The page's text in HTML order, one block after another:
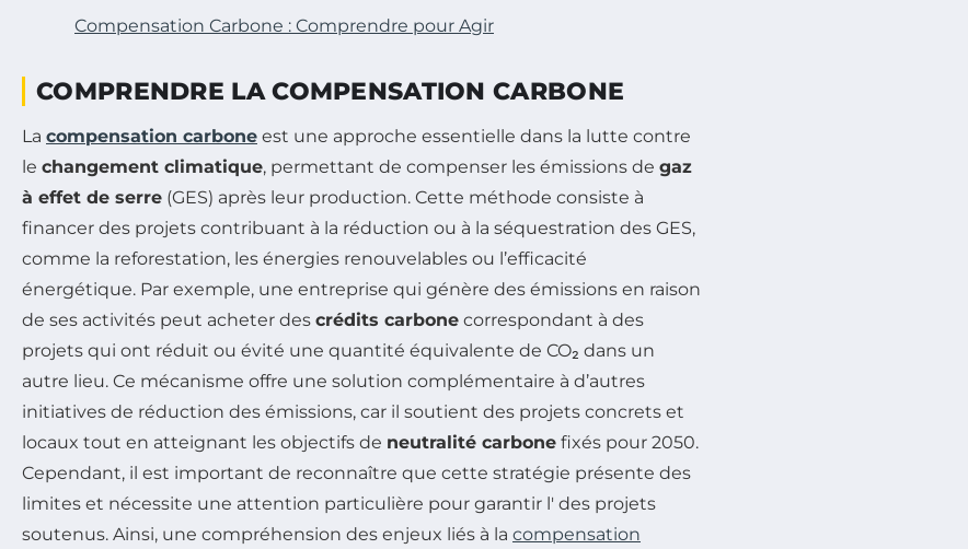
Compensation Carbone : Comprendre pour Agir
COMPRENDRE LA COMPENSATION CARBONE
La compensation carbone est une approche essentielle dans la lutte contre
le changement climatique, permettant de compenser les émissions de gaz
à effet de serre (GES) après leur production. Cette méthode consiste à
financer des projets contribuant à la réduction ou à la séquestration des GES,
comme la reforestation, les énergies renouvelables ou l’efficacité
énergétique. Par exemple, une entreprise qui génère des émissions en raison
de ses activités peut acheter des crédits carbone correspondant à des
projets qui ont réduit ou évité une quantité équivalente de CO₂ dans un
autre lieu. Ce mécanisme offre une solution complémentaire à d’autres
initiatives de réduction des émissions, car il soutient des projets concrets et
locaux tout en atteignant les objectifs de neutralité carbone fixés pour 2050.
Cependant, il est important de reconnaître que cette stratégie présente des
limites et nécessite une attention particulière pour garantir l' des projets
soutenus. Ainsi, une compréhension des enjeux liés à la compensation